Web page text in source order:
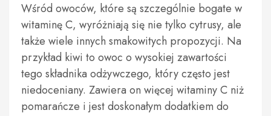
Wśród owoców, które są szczególnie bogate w
witaminę C, wyróżniają się nie tylko cytrusy, ale
także wiele innych smakowitych propozycji. Na
przykład kiwi to owoc o wysokiej zawartości
tego składnika odżywczego, który często jest
niedoceniany. Zawiera on więcej witaminy C niż
pomarańcze i jest doskonałym dodatkiem do